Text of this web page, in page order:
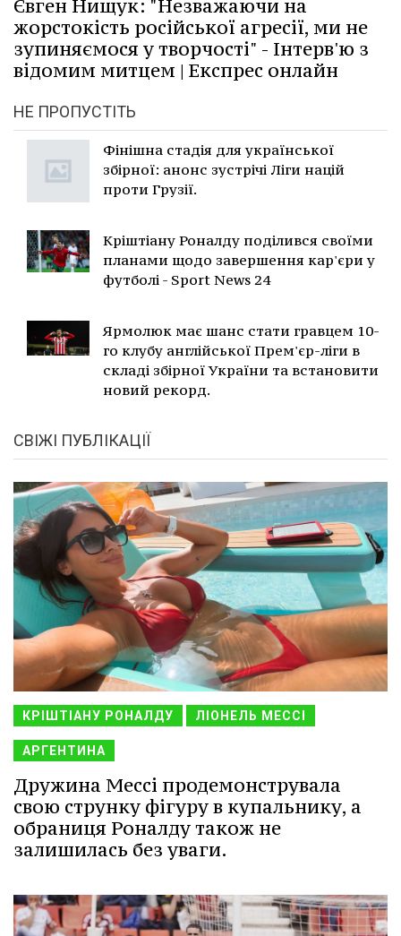
Євген Нищук: "Незважаючи на
жорстокість російської агресії, ми не
зупиняємося у творчості" - Інтерв'ю з
відомим митцем | Експрес онлайн
НЕ ПРОПУСТІТЬ
Фінішна стадія для української
збірної: анонс зустрічі Ліги націй
проти Грузії.
Кріштіану Роналду поділився своїми
планами щодо завершення кар'єри у
футболі - Sport News 24
Ярмолюк має шанс стати гравцем 10-
го клубу англійської Прем'єр-ліги в
складі збірної України та встановити
новий рекорд.
СВІЖІ ПУБЛІКАЦІЇ
КРІШТІАНУ РОНАЛДУ ЛІОНЕЛЬ МЕССІ
АРГЕНТИНА
Дружина Мессі продемонструвала
свою струнку фігуру в купальнику, а
обраниця Роналду також не
залишилась без уваги.